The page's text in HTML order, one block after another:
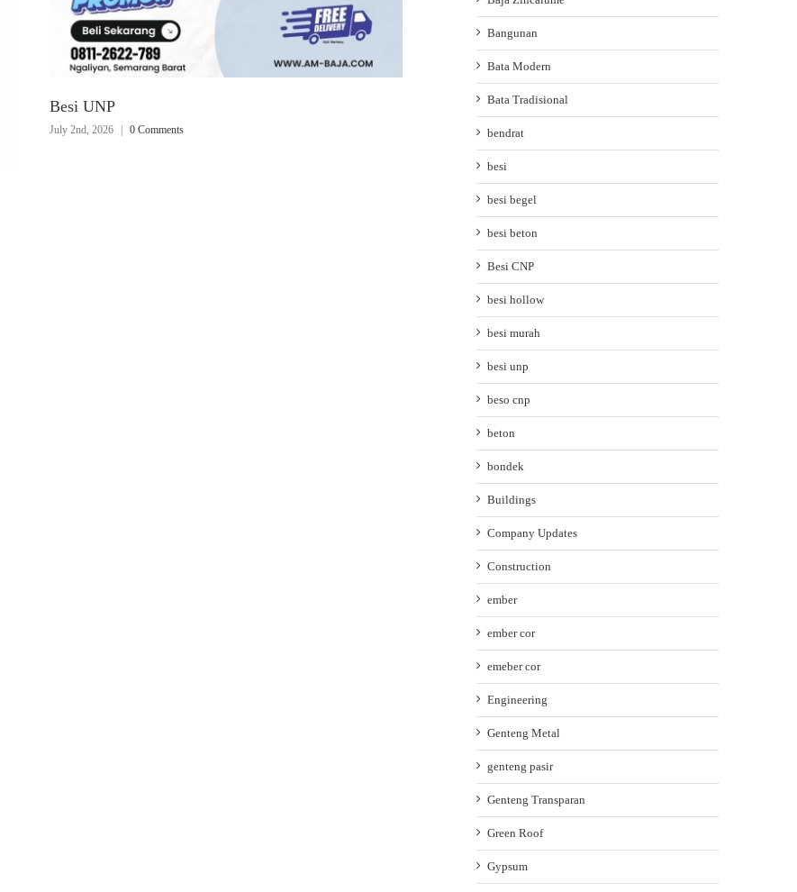
Besi UNP
July 2nd, 2026 | 0 Comments
Besi Beton
June 27th, 2026 | 0 Comments
Bangunan
Bata Modern
Bata Tradisional
bendrat
besi
besi begel
besi beton
Besi CNP
besi hollow
besi murah
besi unp
beso cnp
beton
bondek
Buildings
Company Updates
Construction
ember
ember cor
emeber cor
Engineering
Genteng Metal
genteng pasir
Genteng Transparan
Green Roof
Gypsum